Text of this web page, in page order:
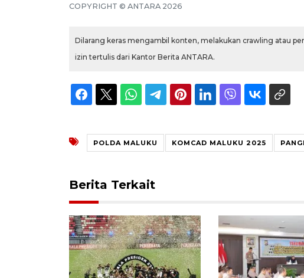
COPYRIGHT © ANTARA 2026
Dilarang keras mengambil konten, melakukan crawling atau
izin tertulis dari Kantor Berita ANTARA.
POLDA MALUKU KOMCAD MALUKU 2025
Berita Terkait